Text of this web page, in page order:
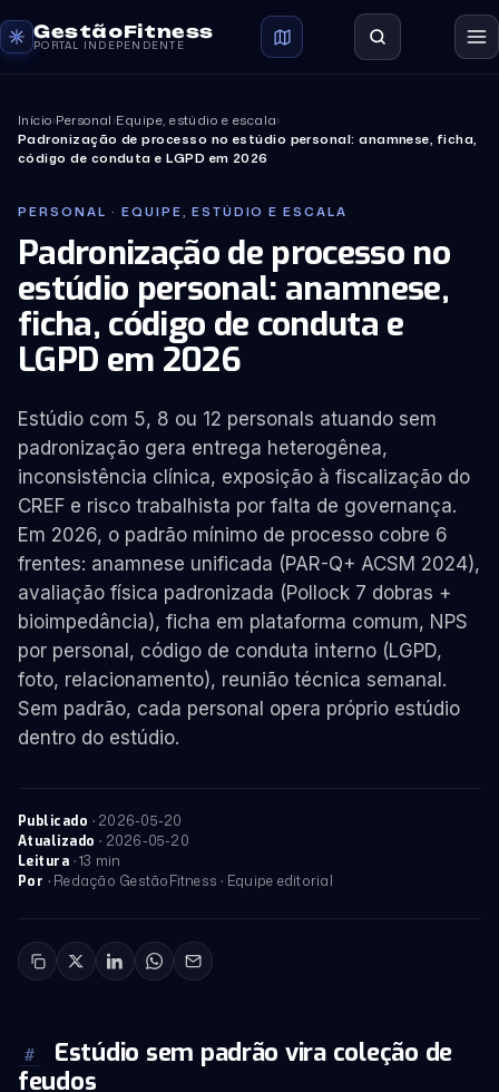
GestãoFitness
PORTAL INDEPENDENTE
Início›Personal›Equipe, estúdio e escala›
Padronização de processo no estúdio personal: anamnese, ficha,
código de conduta e LGPD em 2026
PERSONAL · EQUIPE, ESTÚDIO E ESCALA
Padronização de processo no
estúdio personal: anamnese,
ficha, código de conduta e
LGPD em 2026
Estúdio com 5, 8 ou 12 personals atuando sem
padronização gera entrega heterogênea,
inconsistência clínica, exposição à fiscalização do
CREF e risco trabalhista por falta de governança.
Em 2026, o padrão mínimo de processo cobre 6
frentes: anamnese unificada (PAR-Q+ ACSM 2024),
avaliação física padronizada (Pollock 7 dobras +
bioimpedância), ficha em plataforma comum, NPS
por personal, código de conduta interno (LGPD,
foto, relacionamento), reunião técnica semanal.
Sem padrão, cada personal opera próprio estúdio
dentro do estúdio.
Publicado · 2026-05-20
Atualizado · 2026-05-20
Leitura · 13 min
Por · Redação GestãoFitness · Equipe editorial
#
Estúdio sem padrão vira coleção de
feudos